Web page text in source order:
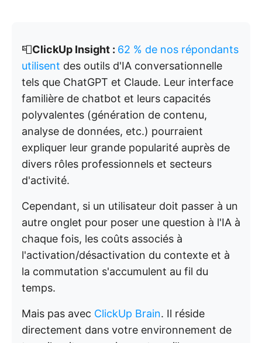
📮ClickUp Insight : 62 % de nos répondants
utilisent des outils d'IA conversationnelle
tels que ChatGPT et Claude. Leur interface
familière de chatbot et leurs capacités
polyvalentes (génération de contenu,
analyse de données, etc.) pourraient
expliquer leur grande popularité auprès de
divers rôles professionnels et secteurs
d'activité.
Cependant, si un utilisateur doit passer à un
autre onglet pour poser une question à l'IA à
chaque fois, les coûts associés à
l'activation/désactivation du contexte et à
la commutation s'accumulent au fil du
temps.
Mais pas avec ClickUp Brain. Il réside
directement dans votre environnement de